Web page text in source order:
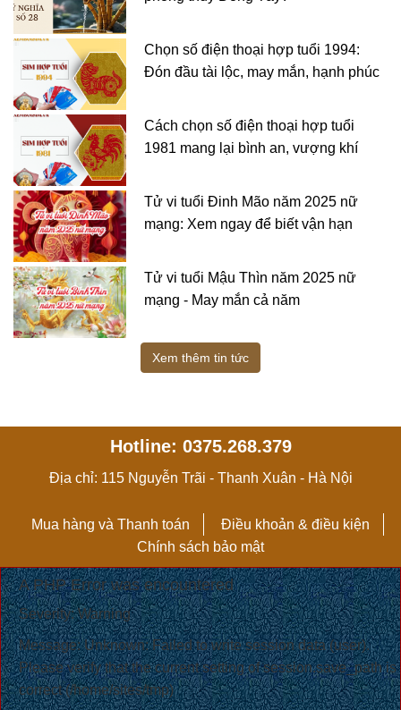
Chọn số điện thoại hợp tuổi 1994:
Đón đầu tài lộc, may mắn, hạnh phúc
Cách chọn số điện thoại hợp tuổi
1981 mang lại bình an, vượng khí
Tử vi tuổi Đinh Mão năm 2025 nữ
mạng: Xem ngay để biết vận hạn
Tử vi tuổi Mậu Thìn năm 2025 nữ
mạng - May mắn cả năm
Xem thêm tin tức
Hotline: 0375.268.379
Địa chỉ: 115 Nguyễn Trãi - Thanh Xuân - Hà Nội
Mua hàng và Thanh toán
Điều khoản & điều kiện
Chính sách bảo mật
A PHP Error was encountered
Severity: Warning
Message: Unknown: Failed to write session data (user).
Please verify that the current setting of session.save_path is
correct (/home/sites/tmp)